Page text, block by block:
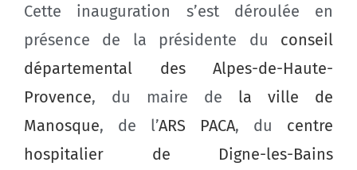
Cette inauguration s’est déroulée en
présence de la présidente du conseil
départemental des Alpes-de-Haute-
Provence, du maire de la ville de
Manosque, de l’ARS PACA, du centre
hospitalier de Digne-les-Bains